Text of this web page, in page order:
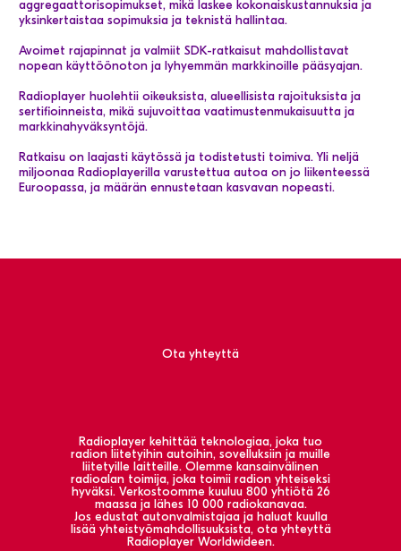
aggregaattorisopimukset, mikä laskee kokonaiskustannuksia ja
yksinkertaistaa sopimuksia ja teknistä hallintaa.
Avoimet rajapinnat ja valmiit SDK-ratkaisut mahdollistavat
nopean käyttöönoton ja lyhyemmän markkinoille pääsyajan.
Radioplayer huolehtii oikeuksista, alueellisista rajoituksista ja
sertifioinneista, mikä sujuvoittaa vaatimustenmukaisuutta ja
markkinahyväksyntöjä.
Ratkaisu on laajasti käytössä ja todistetusti toimiva. Yli neljä
miljoonaa Radioplayerilla varustettua autoa on jo liikenteessä
Euroopassa, ja määrän ennustetaan kasvavan nopeasti.
Ota yhteyttä
Radioplayer kehittää teknologiaa, joka tuo
radion liitetyihin autoihin, sovelluksiin ja muille
liitetyille laitteille. Olemme kansainvälinen
radioalan toimija, joka toimii radion yhteiseksi
hyväksi. Verkostoomme kuuluu 800 yhtiötä 26
maassa ja lähes 10 000 radiokanavaa.
Jos edustat autonvalmistajaa ja haluat kuulla
lisää yhteistyömahdollisuuksista, ota yhteyttä
Radioplayer Worldwideen.